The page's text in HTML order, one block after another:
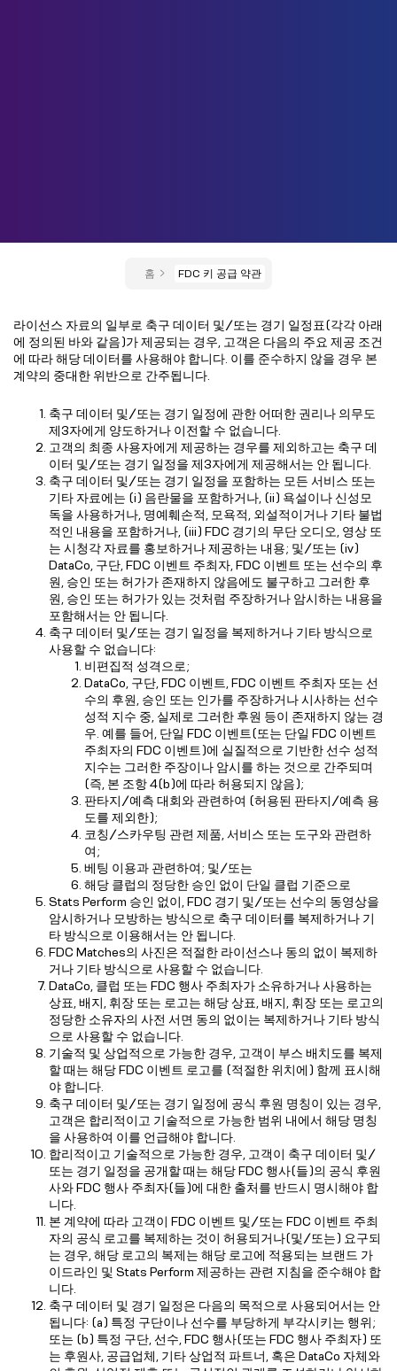
홈 FDC 키 공급 약관
라이선스 자료의 일부로 축구 데이터 및/또는 경기 일정표(각각 아래
에 정의된 바와 같음)가 제공되는 경우, 고객은 다음의 주요 제공 조건
에 따라 해당 데이터를 사용해야 합니다. 이를 준수하지 않을 경우 본
계약의 중대한 위반으로 간주됩니다.
축구 데이터 및/또는 경기 일정에 관한 어떠한 권리나 의무도
제3자에게 양도하거나 이전할 수 없습니다.
고객의 최종 사용자에게 제공하는 경우를 제외하고는 축구 데
이터 및/또는 경기 일정을 제3자에게 제공해서는 안 됩니다.
축구 데이터 및/또는 경기 일정을 포함하는 모든 서비스 또는
기타 자료에는 (i) 음란물을 포함하거나, (ii) 욕설이나 신성모
독을 사용하거나, 명예훼손적, 모욕적, 외설적이거나 기타 불법
적인 내용을 포함하거나, (iii) FDC 경기의 무단 오디오, 영상 또
는 시청각 자료를 홍보하거나 제공하는 내용; 및/또는 (iv)
DataCo, 구단, FDC 이벤트 주최자, FDC 이벤트 또는 선수의 후
원, 승인 또는 허가가 존재하지 않음에도 불구하고 그러한 후
원, 승인 또는 허가가 있는 것처럼 주장하거나 암시하는 내용을
포함해서는 안 됩니다.
축구 데이터 및/또는 경기 일정을 복제하거나 기타 방식으로
사용할 수 없습니다:
비편집적 성격으로;
DataCo, 구단, FDC 이벤트, FDC 이벤트 주최자 또는 선
수의 후원, 승인 또는 인가를 주장하거나 시사하는 선수
성적 지수 중, 실제로 그러한 후원 등이 존재하지 않는 경
우. 예를 들어, 단일 FDC 이벤트(또는 단일 FDC 이벤트
주최자의 FDC 이벤트)에 실질적으로 기반한 선수 성적
지수는 그러한 주장이나 암시를 하는 것으로 간주되며
(즉, 본 조항 4(b)에 따라 허용되지 않음);
판타지/예측 대회와 관련하여 (허용된 판타지/예측 용
도를 제외한);
코칭/스카우팅 관련 제품, 서비스 또는 도구와 관련하
여;
베팅 이용과 관련하여; 및/또는
해당 클럽의 정당한 승인 없이 단일 클럽 기준으로
Stats Perform 승인 없이, FDC 경기 및/또는 선수의 동영상을
암시하거나 모방하는 방식으로 축구 데이터를 복제하거나 기
타 방식으로 이용해서는 안 됩니다.
FDC Matches의 사진은 적절한 라이선스나 동의 없이 복제하
거나 기타 방식으로 사용할 수 없습니다.
DataCo, 클럽 또는 FDC 행사 주최자가 소유하거나 사용하는
상표, 배지, 휘장 또는 로고는 해당 상표, 배지, 휘장 또는 로고의
정당한 소유자의 사전 서면 동의 없이는 복제하거나 기타 방식
으로 사용할 수 없습니다.
기술적 및 상업적으로 가능한 경우, 고객이 부스 배치도를 복제
할 때는 해당 FDC 이벤트 로고를 (적절한 위치에) 함께 표시해
야 합니다.
축구 데이터 및/또는 경기 일정에 공식 후원 명칭이 있는 경우,
고객은 합리적이고 기술적으로 가능한 범위 내에서 해당 명칭
을 사용하여 이를 언급해야 합니다.
합리적이고 기술적으로 가능한 경우, 고객이 축구 데이터 및/
또는 경기 일정을 공개할 때는 해당 FDC 행사(들)의 공식 후원
사와 FDC 행사 주최자(들)에 대한 출처를 반드시 명시해야 합
니다.
본 계약에 따라 고객이 FDC 이벤트 및/또는 FDC 이벤트 주최
자의 공식 로고를 복제하는 것이 허용되거나(및/또는) 요구되
는 경우, 해당 로고의 복제는 해당 로고에 적용되는 브랜드 가
이드라인 및 Stats Perform 제공하는 관련 지침을 준수해야 합
니다.
축구 데이터 및 경기 일정은 다음의 목적으로 사용되어서는 안
됩니다: (a) 특정 구단이나 선수를 부당하게 부각시키는 행위;
또는 (b) 특정 구단, 선수, FDC 행사(또는 FDC 행사 주최자) 또
는 후원사, 공급업체, 기타 상업적 파트너, 혹은 DataCo 자체와